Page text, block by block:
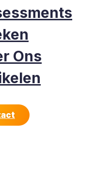
Ons